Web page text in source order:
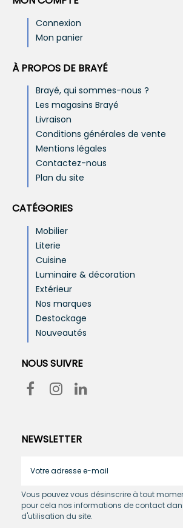
Connexion
Mon panier
À PROPOS DE BRAYÉ
Brayé, qui sommes-nous ?
Les magasins Brayé
Livraison
Conditions générales de vente
Mentions légales
Contactez-nous
Plan du site
CATÉGORIES
Mobilier
Literie
Cuisine
Luminaire & décoration
Extérieur
Nos marques
Destockage
Nouveautés
NOUS SUIVRE
NEWSLETTER
Vous pouvez vous désinscrire à tout
pour cela nos informations de contact
d'utilisation du site.